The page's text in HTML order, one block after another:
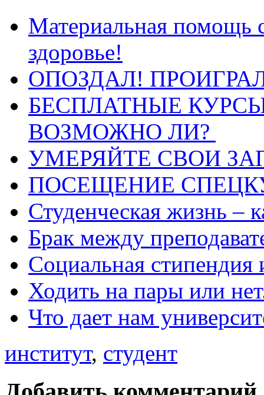
Материальная помощь
здоровье!
ОПОЗДАЛ!
БЕСПЛАТНЫЕ
ВОЗМОЖНО ЛИ?
УМЕРЯЙТЕ СВОИ
ПОСЕЩЕНИЕ
Студенческая жизнь –
Брак между
Социальная стипендия
Ходить на пары или
Что дает нам
институт, студент